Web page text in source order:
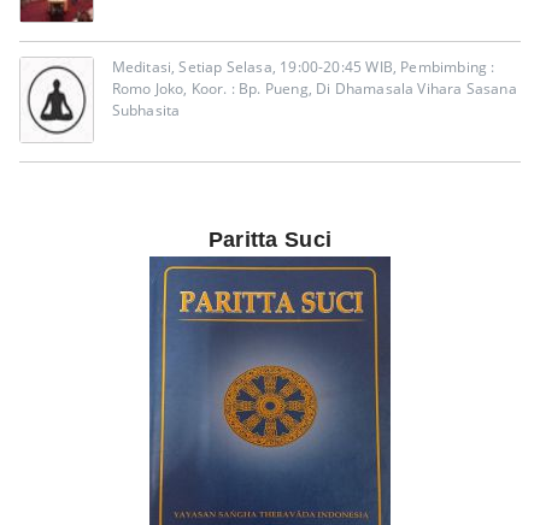
Meditasi, Setiap Selasa, 19:00-20:45 WIB, Pembimbing :
Romo Joko, Koor. : Bp. Pueng, Di Dhamasala Vihara Sasana
Subhasita
Paritta Suci